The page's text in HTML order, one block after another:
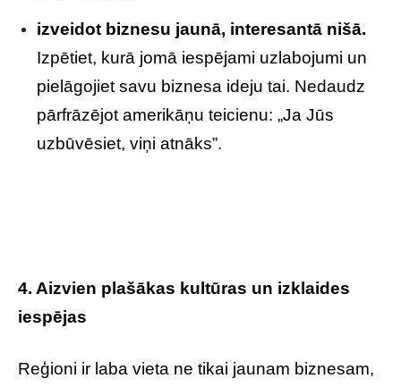
izveidot biznesu jaunā, interesantā nišā.
Izpētiet, kurā jomā iespējami uzlabojumi un
pielāgojiet savu biznesa ideju tai. Nedaudz
pārfrāzējot amerikāņu teicienu: „Ja Jūs
uzbūvēsiet, viņi atnāks”.
4. Aizvien plašākas kultūras un izklaides
iespējas
Reģioni ir laba vieta ne tikai jaunam biznesam,